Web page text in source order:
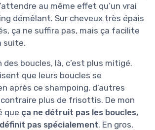
au même effet qu’un vrai
démêlant. Sur cheveux très épais
ça ne suffira pas, mais ça facilite
suite.
boucles, là, c’est plus mitigé.
que leurs boucles se
après ce shampoing, d’autres
plus de frisottis. De mon
que ça ne détruit pas les boucles,
pas spécialement. En gros,